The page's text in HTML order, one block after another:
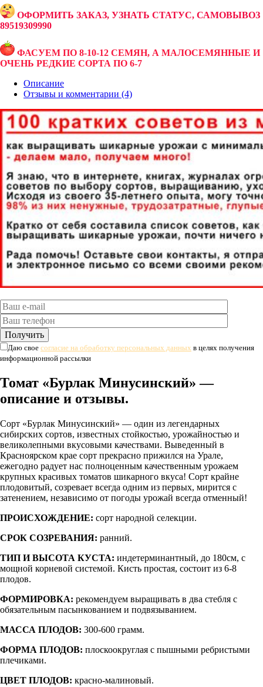
ОФОРМИТЬ ЗАКАЗ, УЗНАТЬ СТАТУС, САМОВЫВОЗ
89519309990
ФАСУЕМ ПО 8-10-12 СЕМЯН, А МАЛОСЕМЯННЫЕ И
ОЧЕНЬ РЕДКИЕ СОРТА ПО 6-7
Описание
Отзывы и комментарии (4)
Даю свое согласие на обработку персональных данных в целях получения
информационной рассылки
Томат «Бурлак Минусинский» —
описание и отзывы.
Сорт «Бурлак Минусинский» — один из легендарных
сибирских сортов, известных стойкостью, урожайностью и
великолепными вкусовыми качествами. Выведенный в
Красноярском крае сорт прекрасно прижился на Урале,
ежегодно радует нас полноценным качественным урожаем
крупных красивых томатов шикарного вкуса! Сорт крайне
плодовитый, созревает всегда одним из первых, мирится с
затенением, независимо от погоды урожай всегда отменный!
ПРОИСХОЖДЕНИЕ: сорт народной селекции.
СРОК СОЗРЕВАНИЯ: ранний.
ТИП И ВЫСОТА КУСТА: индетерминантный, до 180см, с
мощной корневой системой. Кисть простая, состоит из 6-8
плодов.
ФОРМИРОВКА: рекомендуем выращивать в два стебля с
обязательным пасынкованием и подвязыванием.
МАССА ПЛОДОВ: 300-600 грамм.
ФОРМА ПЛОДОВ: плоскоокруглая с пышными ребристыми
плечиками.
ЦВЕТ ПЛОДОВ: красно-малиновый.